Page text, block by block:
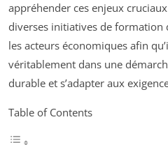
appréhender ces enjeux
diverses initiatives de
les acteurs économiques afin
véritablement dans une
durable et s’adapter aux
Table of Contents